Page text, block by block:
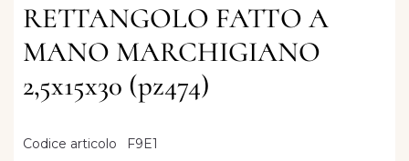
RETTANGOLO FATTO A
MANO MARCHIGIANO
2,5x15x30 (pz474)
Codice articolo
F9E1